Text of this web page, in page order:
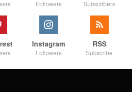
Followers Subscribers
Instagram
Followers
RSS
Subscribe